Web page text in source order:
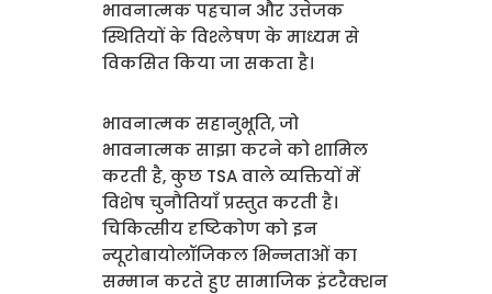
भावनात्मक पहचान और उत्तेजक
स्थितियों के विश्लेषण के माध्यम से
विकसित किया जा सकता है।
भावनात्मक सहानुभूति, जो
भावनात्मक साझा करने को शामिल
करती है, कुछ TSA वाले व्यक्तियों में
विशेष चुनौतियाँ प्रस्तुत करती है।
चिकित्सीय दृष्टिकोण को इन
न्यूरोबायोलॉजिकल भिन्नताओं का
सम्मान करते हुए सामाजिक इंटरैक्शन